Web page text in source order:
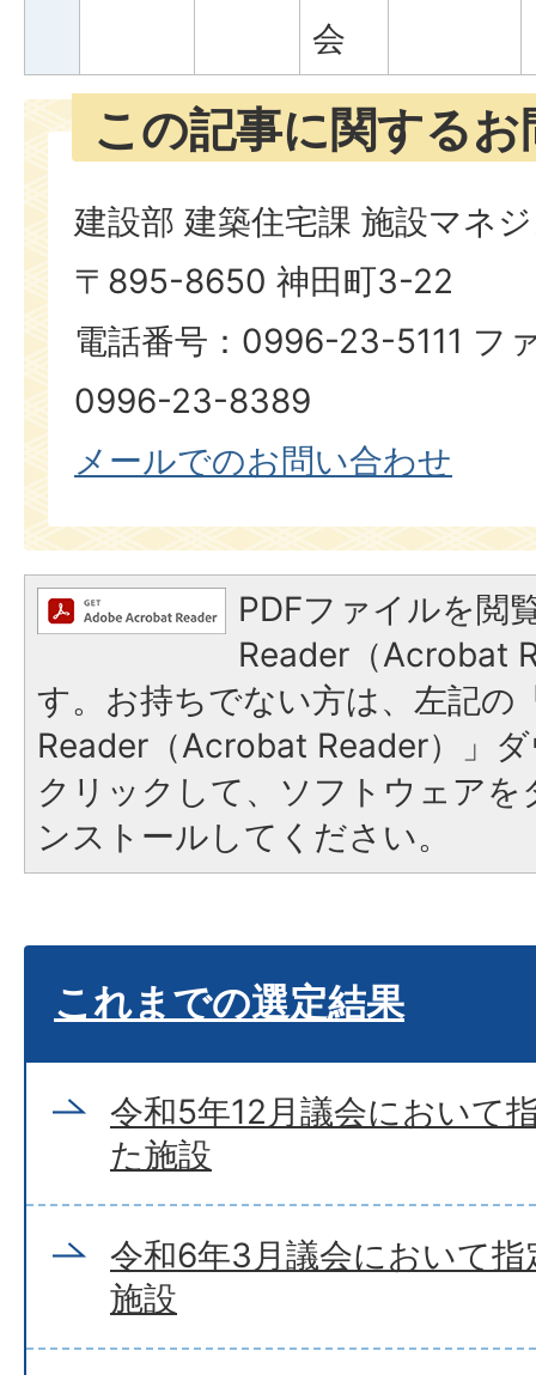
会
この記事に関する
建設部 建築住宅課 施設マネ
〒895-8650 神田町3-22
電話番号：0996-23-5111 フ
0996-23-8389​​​​​​​
メールでのお問い合わせ
PDFファイルを閲
Reader（Acrobat
す。お持ちでない方は、左記の
Reader（Acrobat Reader）」
クリックして、ソフトウェア
ンストールしてください。
これまでの選定結果
令和5年12月議会において
た施設
令和6年3月議会において
施設